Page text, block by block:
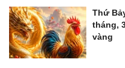
Thứ
tháng,
vàng